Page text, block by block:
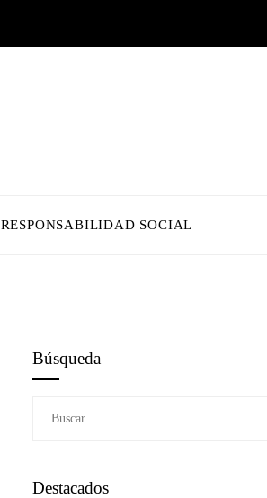
RESPONSABILIDAD SOCIAL
Búsqueda
Destacados